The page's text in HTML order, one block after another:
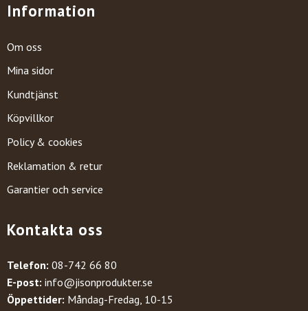
Information
Om oss
Mina sidor
Kundtjänst
Köpvillkor
Policy & cookies
Reklamation & retur
Garantier och service
Kontakta oss
Telefon: 08-742 66 80
E-post: info@jisonprodukter.se
Öppettider: Måndag-Fredag, 10-15